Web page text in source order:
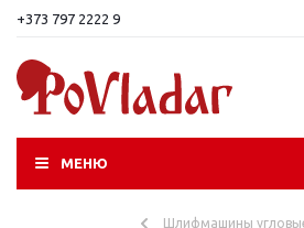
+373 797 2222 9
МЕНЮ
Шлифмашины